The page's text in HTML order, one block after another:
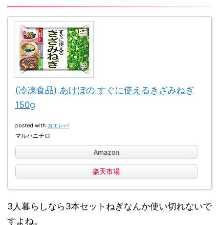
(冷凍食品) あけぼの すぐに使えるきざみねぎ
150g
posted with カエレバ
マルハニチロ
Amazon
楽天市場
3人暮らしなら3本セットねぎなんか使い切れないで
すよね。